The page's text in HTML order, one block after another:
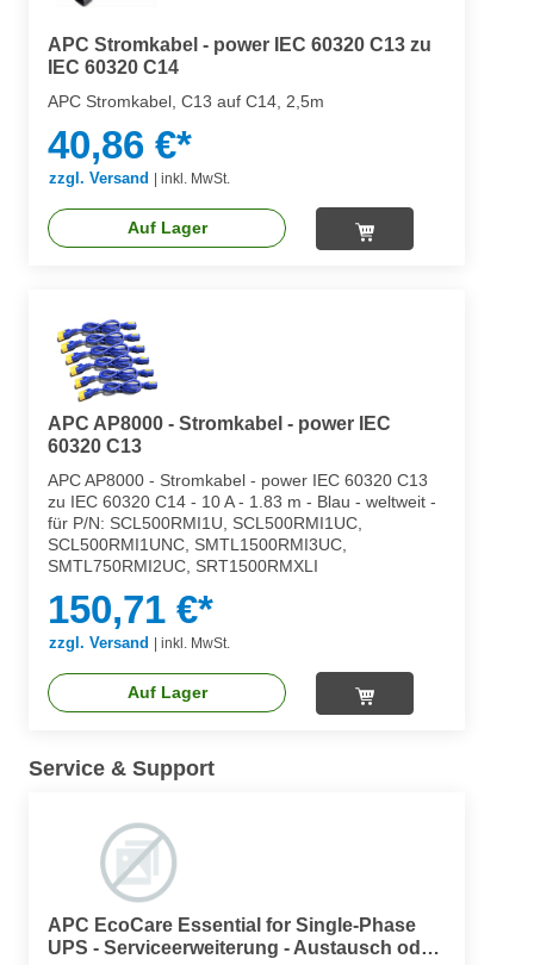
APC Stromkabel - power IEC 60320 C13 zu
IEC 60320 C14
APC Stromkabel, C13 auf C14, 2,5m
40,86 €*
zzgl. Versand inkl. MwSt.
Auf Lager
APC AP8000 - Stromkabel - power IEC
60320 C13
APC AP8000 - Stromkabel - power IEC 60320 C13
zu IEC 60320 C14 - 10 A - 1.83 m - Blau - weltweit -
für P/N: SCL500RMI1U, SCL500RMI1UC,
SCL500RMI1UNC, SMTL1500RMI3UC,
SMTL750RMI2UC, SRT1500RMXLI
150,71 €*
zzgl. Versand | inkl. MwSt.
Auf Lager
Service & Support
APC EcoCare Essential for Single-Phase
UPS - Serviceerweiterung - Austausch oder